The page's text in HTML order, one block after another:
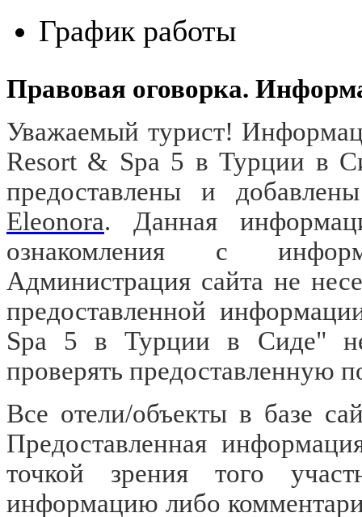
График работы
Правовая оговорка.
Уважаемый турист!
Resort & Spa 5 в Турции в
предоставлены и
Eleonora. Данная
ознакомления с
Администрация сайта не
предоставленной
Spa 5 в Турции в Сиде" не
проверять предоставленную
Все отели/объекты в базе
Предоставленная
точкой зрения того
информацию либо